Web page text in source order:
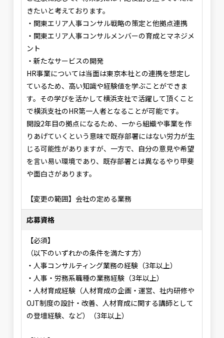
きたいと考えております。
・関東エリア人事コンサル戦略の策定と他拠点連携
・関東エリア人事コンサルメンバーの育成とマネジメ
ント
・新たなサービスの開発
HR事業については当面は東京本社との連携を想定し
ているため、高い知識や経験値を学ぶことができま
す。その学びを活かして横浜支社で活躍して頂くこと
で横浜支社のHR第一人者となることが可能です。
開設2年目の拠点になるため、一から組織や事業を作
りあげていくという意味で既存部署にはない労力が生
じる可能性がありますが、一方で、自分の意見や希望
を言い易い環境であり、既存部署とは異なるやり甲斐
や面白さがあります。
【変更の範囲】会社の定める業務
応募資格
【必須】
（以下のいずれかの条件を満たす方）
・人事コンサルティング業務の経験（3年以上）
・人事・労務系職種の業務経験（3年以上）
・人材育成経験（人材育成の企画・運営、社内研修や
OJT制度の設計・改善、人材育成に関する講師として
の登壇経験、など）（3年以上）